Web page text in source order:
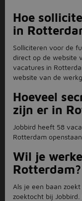
Hoe
in
Solliciteren voor de
direct op de website
vacatures in
website van de
Hoeveel
zijn er in
Jobbird heeft 58
Rotterdam openstaan.
Wil je
Rotterdam?
Als je een baan
zoektocht bij Jobbird.